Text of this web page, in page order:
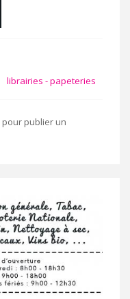
librairies - papeteries
pour publier un